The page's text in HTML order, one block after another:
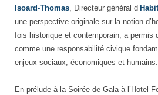
Conference
Isoard-Thomas, Directeur général d’
une perspective originale sur la notion
fois historique et contemporain, a permis
comme une responsabilité civique
enjeux sociaux, économiques et humains.
En prélude à la Soirée de Gala à l’Hotel